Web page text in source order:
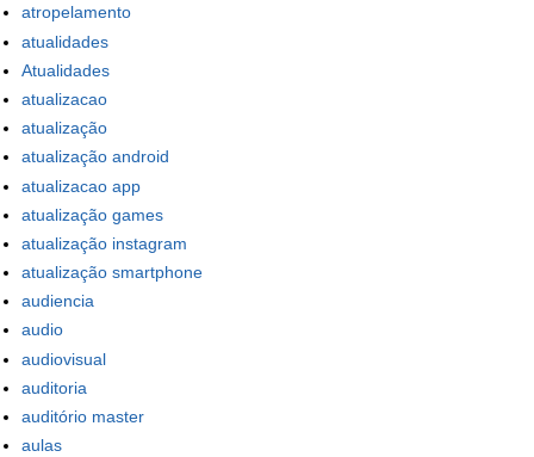
atropelamento
atualidades
Atualidades
atualizacao
atualização
atualização android
atualizacao app
atualização games
atualização instagram
atualização smartphone
audiencia
audio
audiovisual
auditoria
auditório master
aulas